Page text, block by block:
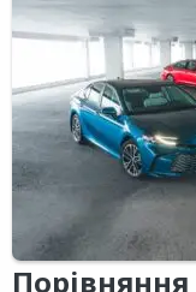
Порівняння